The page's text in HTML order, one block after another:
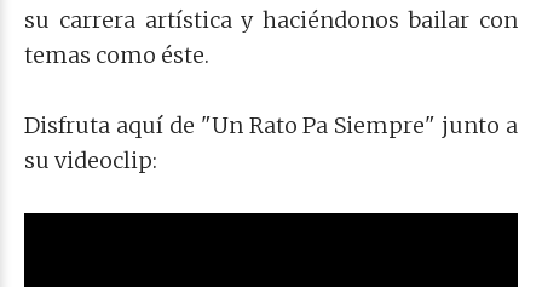
su carrera artística y haciéndonos bailar con
temas como éste.
Disfruta aquí de "Un Rato Pa Siempre" junto a
su videoclip: